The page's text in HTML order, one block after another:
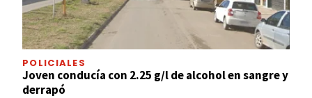
POLICIALES
Joven conducía con 2.25 g/l de alcohol en sangre y
derrapó